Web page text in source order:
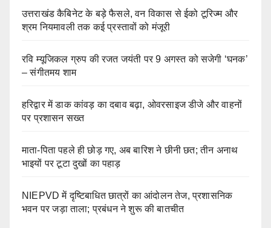
उत्तराखंड कैबिनेट के बड़े फैसले, वन विकास से ईको टूरिज्म और
श्रम नियमावली तक कई प्रस्तावों को मंजूरी
रवि म्यूजिकल ग्रुप की रजत जयंती पर 9 अगस्त को सजेगी ‘घनक’
– संगीतमय शाम
हरिद्वार में डाक कांवड़ का दबाव बढ़ा, ओवरसाइज डीजे और वाहनों
पर प्रशासन सख्त
माता-पिता पहले ही छोड़ गए, अब बारिश ने छीनी छत; तीन अनाथ
भाइयों पर टूटा दुखों का पहाड़
NIEPVD में दृष्टिबाधित छात्रों का आंदोलन तेज, प्रशासनिक
भवन पर जड़ा ताला; प्रबंधन ने शुरू की बातचीत